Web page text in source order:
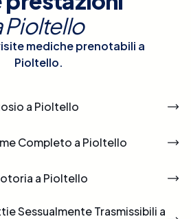
Pioltello
mediche prenotabili a
Pioltello.
a Pioltello
Completo a Pioltello
a Pioltello
Sessualmente Trasmissibili a